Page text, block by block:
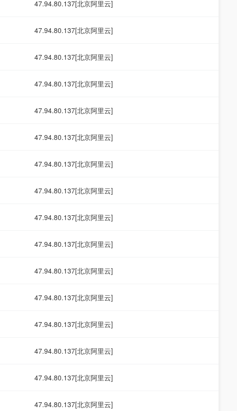
47.94.80.137[北京阿里云]
47.94.80.137[北京阿里云]
47.94.80.137[北京阿里云]
47.94.80.137[北京阿里云]
47.94.80.137[北京阿里云]
47.94.80.137[北京阿里云]
47.94.80.137[北京阿里云]
47.94.80.137[北京阿里云]
47.94.80.137[北京阿里云]
47.94.80.137[北京阿里云]
47.94.80.137[北京阿里云]
47.94.80.137[北京阿里云]
47.94.80.137[北京阿里云]
47.94.80.137[北京阿里云]
47.94.80.137[北京阿里云]
47.94.80.137[北京阿里云]